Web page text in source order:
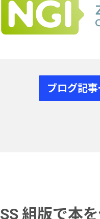
ブログ記
組版で本